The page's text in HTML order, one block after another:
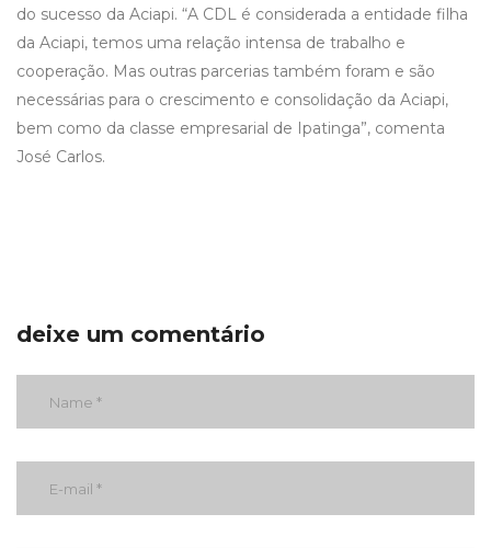
do sucesso da Aciapi. “A CDL é considerada a entidade filha
da Aciapi, temos uma relação intensa de trabalho e
cooperação. Mas outras parcerias também foram e são
necessárias para o crescimento e consolidação da Aciapi,
bem como da classe empresarial de Ipatinga”, comenta
José Carlos.
deixe um comentário